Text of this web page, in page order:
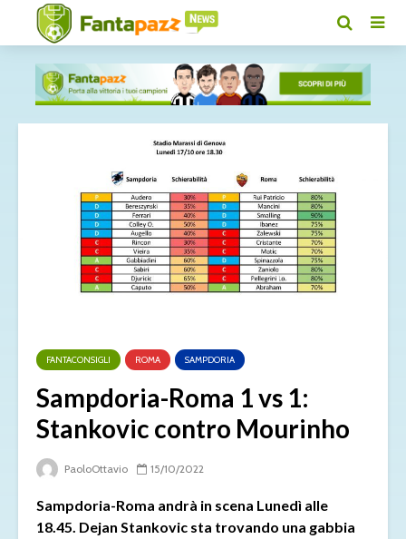
FANTACONSIGLI ROMA SAMPDORIA
Sampdoria-Roma 1 vs 1:
Stankovic contro Mourinho
PaoloOttavio 15/10/2022
Sampdoria-Roma andrà in scena Lunedì alle
18.45. Dejan Stankovic sta trovando una gabbia